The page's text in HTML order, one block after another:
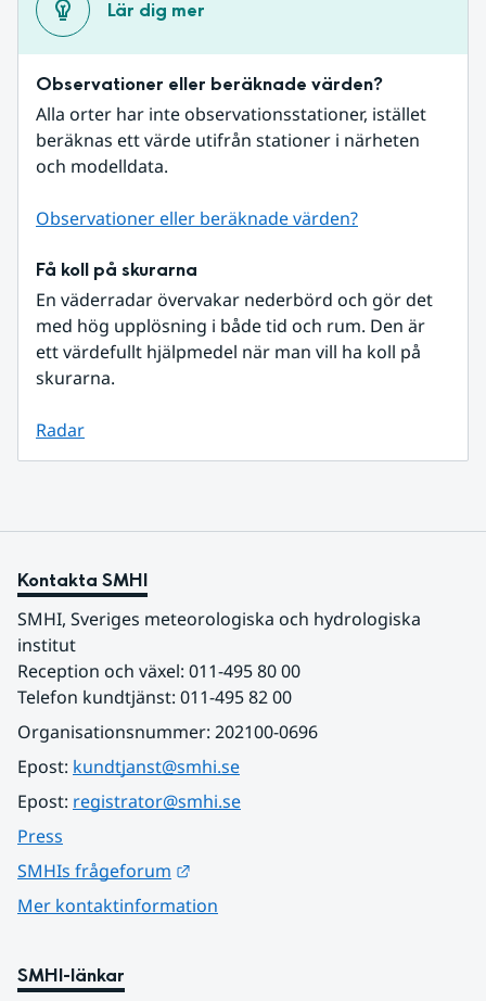
Lär dig mer
Observationer eller beräknade värden?
Alla orter har inte observationsstationer, istället
beräknas ett värde utifrån stationer i närheten
och modelldata.
Observationer eller beräknade värden?
Få koll på skurarna
En väderradar övervakar nederbörd och gör det
med hög upplösning i både tid och rum. Den är
ett värdefullt hjälpmedel när man vill ha koll på
skurarna.
Radar
Kontakta SMHI
SMHI, Sveriges meteorologiska och hydrologiska
institut
Reception och växel: 011-495 80 00
Telefon kundtjänst: 011-495 82 00
Organisationsnummer: 202100-0696
Epost: kundtjanst@smhi.se
Epost: registrator@smhi.se
Press
SMHIs frågeforum
Mer kontaktinformation
SMHI-länkar